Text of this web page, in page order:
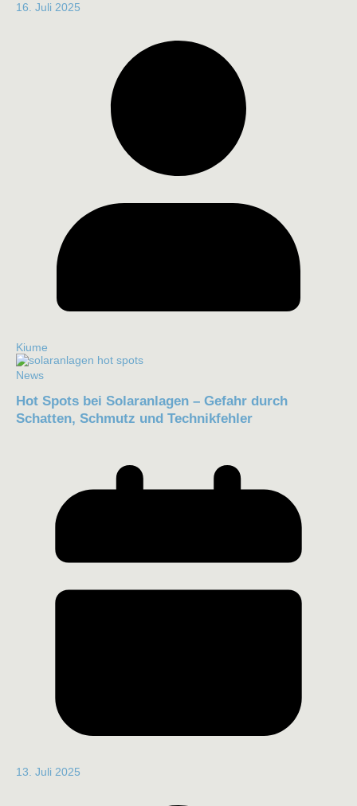
16. Juli 2025
Kiume
News
Hot Spots bei Solaranlagen – Gefahr durch
Schatten, Schmutz und Technikfehler
13. Juli 2025